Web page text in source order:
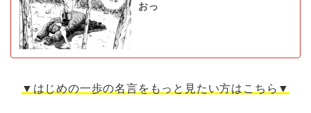
おっ
▼はじめの一歩の名言をもっと見たい方はこちら▼